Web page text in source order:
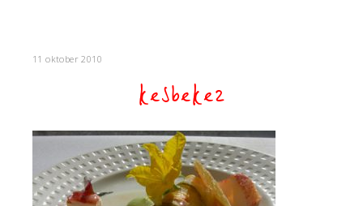
11 oktober 2010
kesbeke2